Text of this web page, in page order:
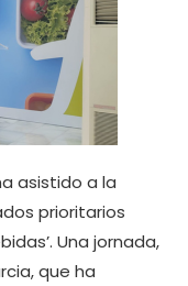
asistido a la
prioritarios
Una jornada,
que ha